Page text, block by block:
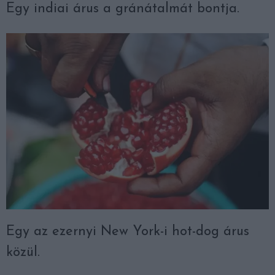
Egy indiai árus a gránátalmát bontja.
Egy az ezernyi New York-i hot-dog árus
közül.